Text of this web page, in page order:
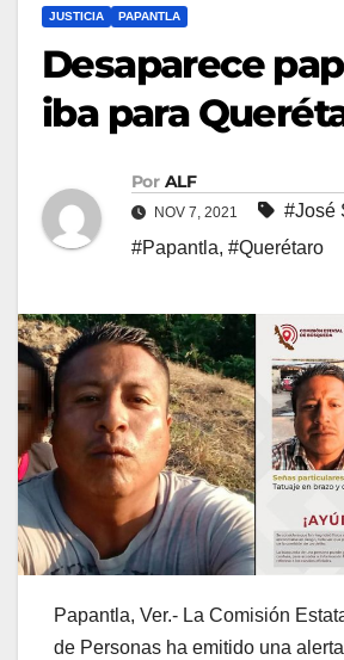
JUSTICIA PAPANTLA
Desaparece
iba para
Por ALF
NOV 7, 2021 #José
#Papantla, #Querétaro
Papantla, Ver.- La Comisión
de Personas ha emitido una